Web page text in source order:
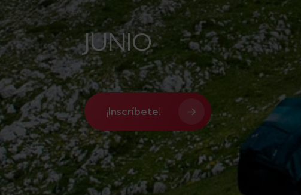
JUNIO
¡Inscríbete!